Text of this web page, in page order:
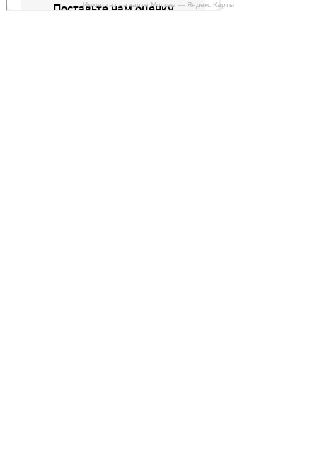
Иммергаз на карте Москвы — Яндекс Карты